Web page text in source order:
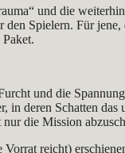
und die
Spielern. Für
und die
deren Schatten
die Mission
reicht)